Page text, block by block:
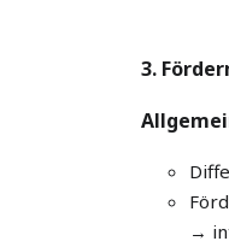
3.
→